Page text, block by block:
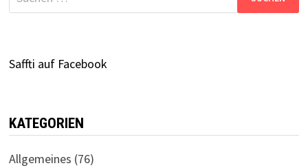
nach:
Saffti auf Facebook
KATEGORIEN
Allgemeines (76)